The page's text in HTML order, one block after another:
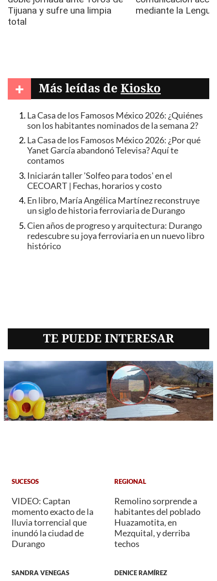
+ Más leídas de Kiosko
La Casa de los Famosos México 2026: ¿Quiénes
son los habitantes nominados de la semana 2?
La Casa de los Famosos México 2026: ¿Por qué
Yanet García abandonó Televisa? Aquí te
contamos
Iniciarán taller 'Solfeo para todos' en el
CECOART | Fechas, horarios y costo
En libro, María Angélica Martínez reconstruye
un siglo de historia ferroviaria de Durango
Cien años de progreso y arquitectura: Durango
redescubre su joya ferroviaria en un nuevo libro
histórico
TE PUEDE INTERESAR
SUCESOS
VIDEO: Captan
momento exacto de la
lluvia torrencial que
inundó la ciudad de
Durango
SANDRA VENEGAS
REGIONAL
Remolino sorprende a
habitantes del poblado
Huazamotita, en
Mezquital, y derriba
techos
DENICE RAMÍREZ